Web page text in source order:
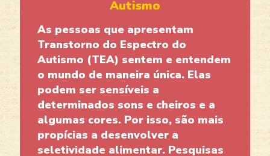
Autismo
As pessoas que apresentam
Transtorno do Espectro do
Autismo (TEA) sentem e entendem
o mundo de maneira única. Elas
podem ser sensíveis a
determinados sons e cheiros e a
algumas cores. Por isso, são mais
propícias a desenvolver a
seletividade alimentar. Pesquisas